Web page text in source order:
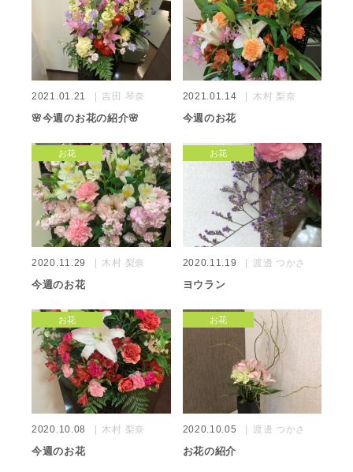
2021.01.21 吉田 琴奈
🌸今週のお花の紹介🌸
2021.01.14 木村 梨奈
今週のお花
お花
2020.11.29 木村 梨奈
今週のお花
お花
2020.11.19 渡邊 つかさ
ヨウラン
お花
2020.10.08 木村 梨奈
今週のお花
お花
2020.10.05 渡邊 つかさ
お花の紹介